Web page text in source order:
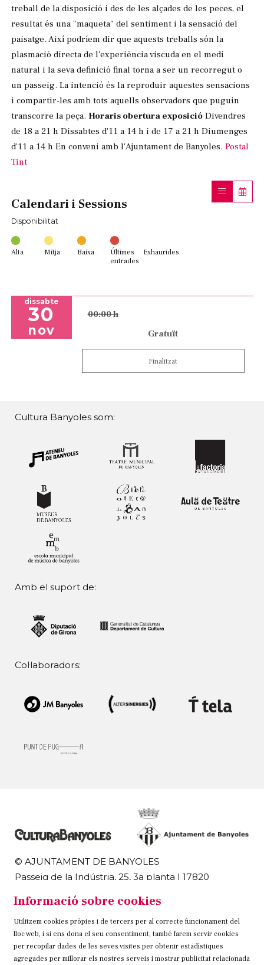
treball de la disposició i des de les alçades de les peces, el
resultat és una "maqueta" del sentiment i la sensació del
paisatge. Així podríem dir que aquests treballs són la
plasmació directa de l'experiència viscuda en el medi
natural i la seva definició final torna a ser un recorregut o
un passeig. La intenció és la reproduir aquestes sensacions
i compartir-les amb tots aquells observadors que puguin
transcorre la peça. Horaris obertura exposició Divendres
de 18 a 21 h Dissabtes d'11 a 14 h i de 17 a 21 h Diumenges
d'11 a 14 h En conveni amb l'Ajuntament de Banyoles. Postal
Tint
Calendari i Sessions
Disponibilitat
Alta Mitja Baixa
Últimes
entrades
Exhaurides
dissabte
30
nov
00:00 h
Gratuït
Finalitzat
Cultura Banyoles som:
Amb el suport de:
Col·laboradors:
© AJUNTAMENT DE BANYOLES
Passeig de la Indústria, 25, 3a planta | 17820
972 58 18 48 | 972 57 00 50
Sitemap Avís Legal Ús de Cookies Contacteu
Link a instagram
Link a twitter
Link a facebook
Informació sobre cookies
Utilitzem cookies pròpies i de tercers per al correcte funcionament del
lloc web, i si ens dona el seu consentiment, també farem servir cookies
per recopilar dades de les seves visites per obtenir estadístiques
agregades per millorar els nostres serveis i mostrar publicitat relacionada